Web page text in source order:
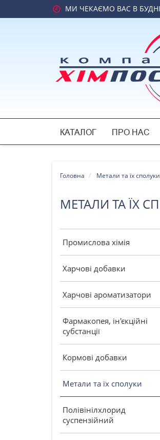
МИ ЧЕКАЄМО ВАС В БУДНІ
КАТАЛОГ ПРО НАС
Головна Метали та їх сполуки
МЕТАЛИ ТА ЇХ
Промислова хімія
Харчові добавки
Харчові ароматизатори
Фармакопея, ін'єкційні
субстанції
Кормові добавки
Метали та їх сполуки
Полівінілхлорид
суспензійний